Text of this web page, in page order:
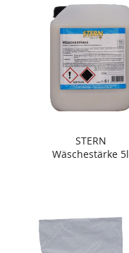
STERN
Wäschestärke 5l